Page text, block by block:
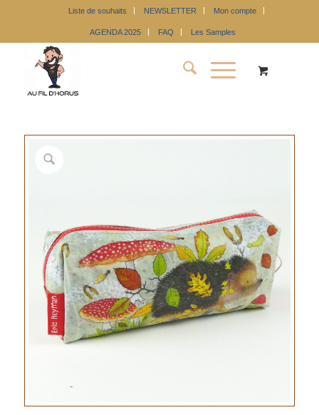
Liste de souhaits NEWSLETTER Mon compte
AGENDA 2025 FAQ Les Samples